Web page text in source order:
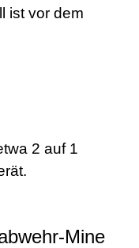
ist vor dem
Mine